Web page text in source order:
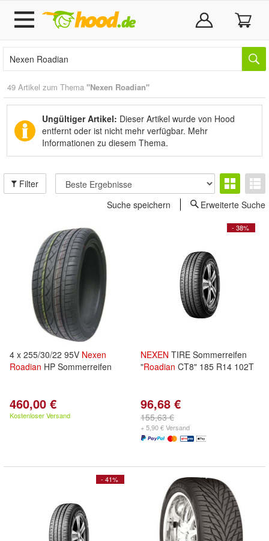
49 Artikel zum Thema "Nexen Roadian"
Ungültiger Artikel: Dieser Artikel wurde von Hood
entfernt oder ist nicht mehr verfügbar. Mehr
Informationen zu diesem Thema.
Filter
Suche speichern
Erweiterte Suche
4 x 255/30/22 95V Nexen
Roadian HP Sommerreifen
460,00 €
Kostenloser Versand
- 38%
NEXEN TIRE Sommerreifen
"Roadian CT8" 185 R14 102T
96,68 €
155,63 €
+ 5,90 € Versand
- 41%